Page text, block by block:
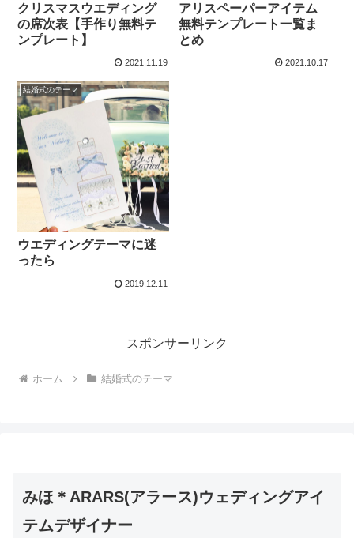
クリスマスウエディング
の席次表【手作り無料テ
ンプレート】
2021.11.19
アリスペーパーアイテム
無料テンプレート一覧ま
とめ
2021.10.17
結婚式のテーマ
ウエディングテーマに迷
ったら
2019.12.11
スポンサーリンク
ホーム 結婚式のテーマ
みほ＊ARARS(アラース)ウェディングアイ
テムデザイナー